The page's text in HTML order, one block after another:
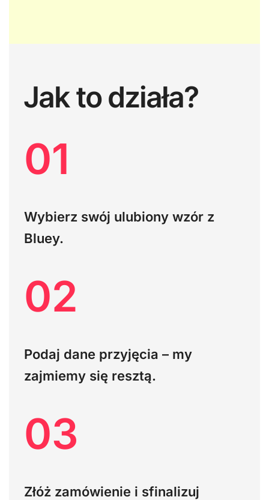
Jak to działa?
01
Wybierz swój ulubiony wzór z
Bluey.
02
Podaj dane przyjęcia – my
zajmiemy się resztą.
03
Złóż zamówienie i sfinalizuj